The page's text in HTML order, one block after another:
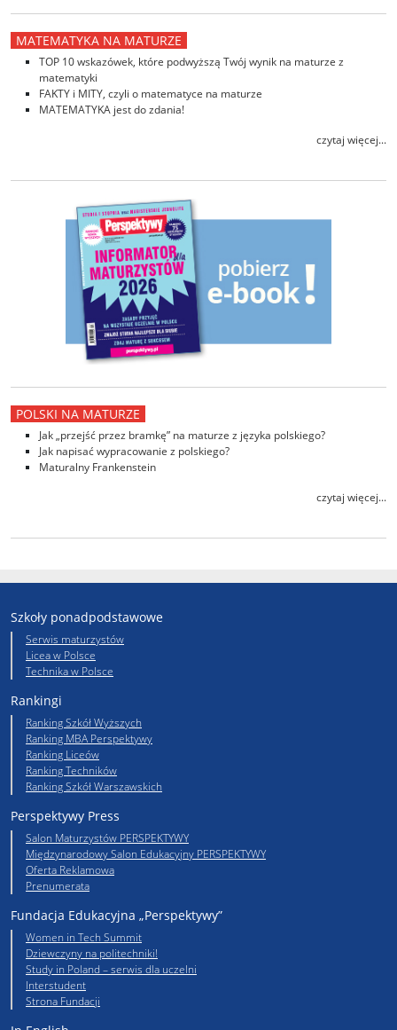
MATEMATYKA NA MATURZE
TOP 10 wskazówek, które podwyższą Twój wynik na maturze z
matematyki
FAKTY i MITY, czyli o matematyce na maturze
MATEMATYKA jest do zdania!
czytaj więcej...
POLSKI NA MATURZE
Jak „przejść przez bramkę” na maturze z języka polskiego?
Jak napisać wypracowanie z polskiego?
Maturalny Frankenstein
czytaj więcej...
Szkoły ponadpodstawowe
Serwis maturzystów
Licea w Polsce
Technika w Polsce
Rankingi
Ranking Szkół Wyższych
Ranking MBA Perspektywy
Ranking Liceów
Ranking Techników
Ranking Szkół Warszawskich
Perspektywy Press
Salon Maturzystów PERSPEKTYWY
Międzynarodowy Salon Edukacyjny PERSPEKTYWY
Oferta Reklamowa
Prenumerata
Fundacja Edukacyjna „Perspektywy”
Women in Tech Summit
Dziewczyny na politechniki!
Study in Poland – serwis dla uczelni
Interstudent
Strona Fundacji